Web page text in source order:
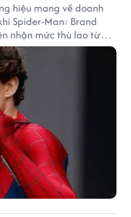
hiệu mang về doanh
Spider-Man: Brand
nhận mức thù lao từ
Thành công phòng
ngôi sao sở hữu khoản